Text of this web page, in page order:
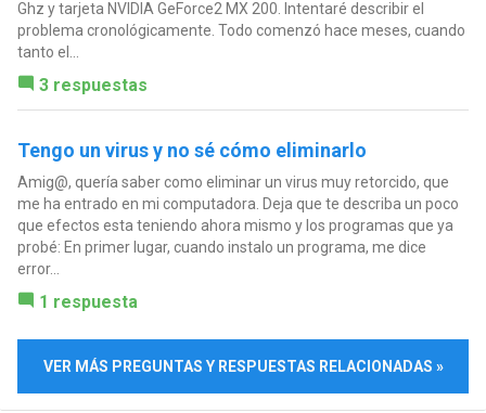
Ghz y tarjeta NVIDIA GeForce2 MX 200. Intentaré describir el
problema cronológicamente. Todo comenzó hace meses, cuando
tanto el...
3 respuestas
Tengo un virus y no sé cómo eliminarlo
Amig@, quería saber como eliminar un virus muy retorcido, que
me ha entrado en mi computadora. Deja que te describa un poco
que efectos esta teniendo ahora mismo y los programas que ya
probé: En primer lugar, cuando instalo un programa, me dice
error...
1 respuesta
VER MÁS PREGUNTAS Y RESPUESTAS RELACIONADAS »